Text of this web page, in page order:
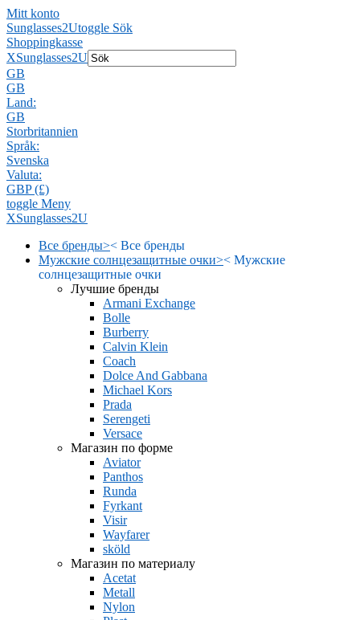
Mitt konto
Sunglasses2Utoggle Sök
Shoppingkasse
XSunglasses2U
GB
GB
Land:
GB
Storbritannien
Språk:
Svenska
Valuta:
GBP (£)
toggle Meny
XSunglasses2U
Все бренды>< Все бренды
Мужские солнцезащитные очки>< Мужские
солнцезащитные очки
Лучшие бренды
Armani Exchange
Bolle
Burberry
Calvin Klein
Coach
Dolce And Gabbana
Michael Kors
Prada
Serengeti
Versace
Магазин по форме
Aviator
Panthos
Runda
Fyrkant
Visir
Wayfarer
sköld
Магазин по материалу
Acetat
Metall
Nylon